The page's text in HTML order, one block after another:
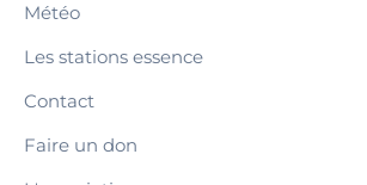
Météo
Les stations essence
Contact
Faire un don